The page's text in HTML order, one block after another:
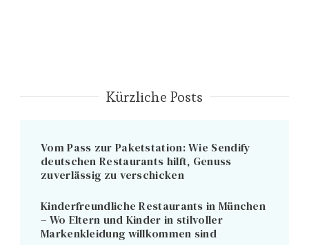
Kürzliche Posts
Vom Pass zur Paketstation: Wie Sendify
deutschen Restaurants hilft, Genuss
zuverlässig zu verschicken
Kinderfreundliche Restaurants in München
– Wo Eltern und Kinder in stilvoller
Markenkleidung willkommen sind